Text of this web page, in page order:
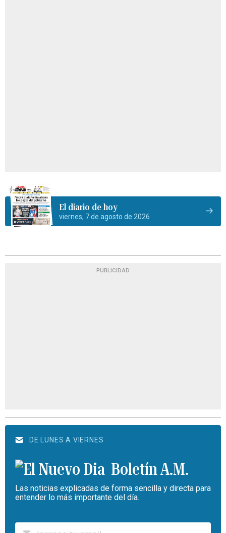
El diario de hoy
viernes, 7 de agosto de 2026
PUBLICIDAD
DE LUNES A VIERNES
Boletín A.M.
Las noticias explicadas de forma sencilla y directa para
entender lo más importante del día.